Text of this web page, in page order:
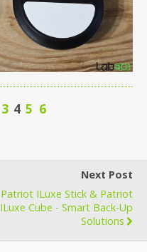
3 4 5 6
Next Post
Patriot ILuxe Stick & Patriot
ILuxe Cube - Smart Back-Up
Solutions